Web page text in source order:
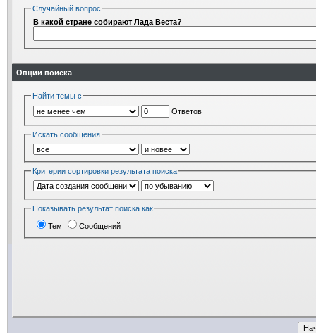
Случайный вопрос
В какой стране собирают Лада Веста?
Опции поиска
Найти темы с
Ответов
Искать сообщения
Критерии сортировки результата поиска
Показывать результат поиска как
Тем Сообщений